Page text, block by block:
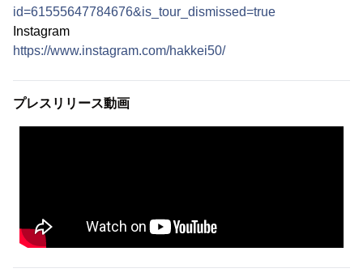
id=61555647784676&is_tour_dismissed=true
Instagram
https://www.instagram.com/hakkei50/
プレスリリース動画